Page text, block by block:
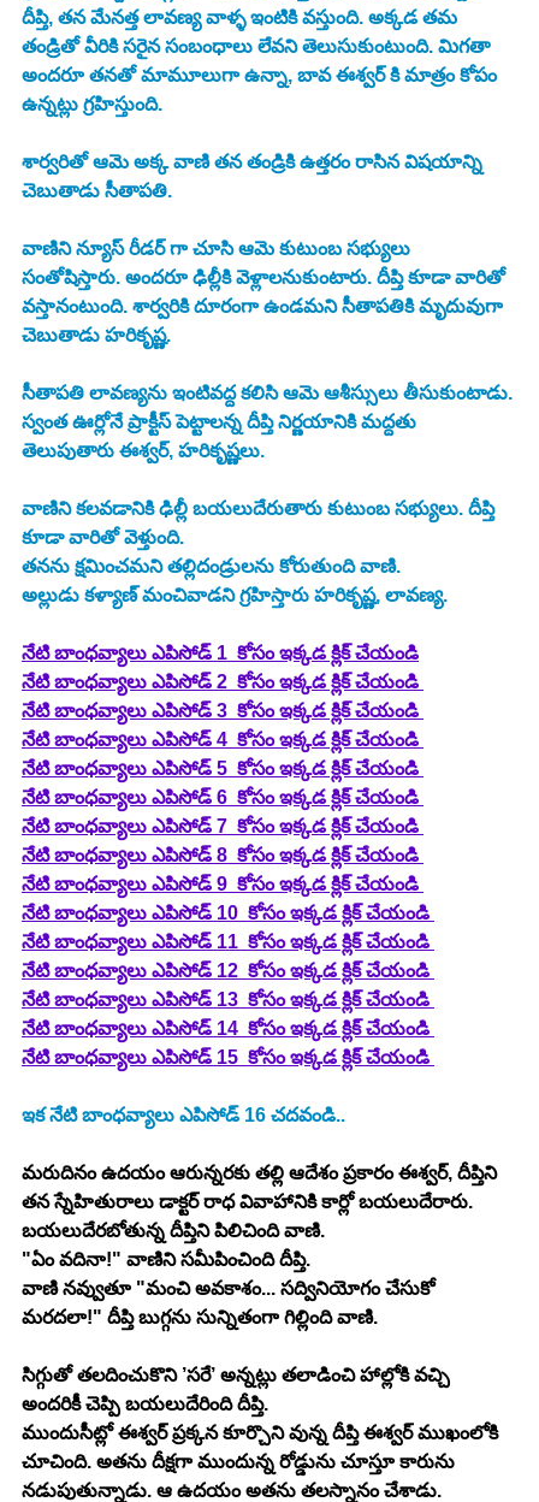
దీప్తి, తన మేనత్త లావణ్య వాళ్ళ ఇంటికి వస్తుంది. అక్కడ తమ
తండ్రితో వీరికి సరైన సంబంధాలు లేవని తెలుసుకుంటుంది. మిగతా
అందరూ తనతో మామూలుగా ఉన్నా, బావ ఈశ్వర్ కి మాత్రం కోపం
ఉన్నట్లు గ్రహిస్తుంది.
శార్వరితో ఆమె అక్క వాణి తన తండ్రికి ఉత్తరం రాసిన విషయాన్ని
చెబుతాడు సీతాపతి.
వాణిని న్యూస్ రీడర్ గా చూసి ఆమె కుటుంబ సభ్యులు
సంతోషిస్తారు. అందరూ ఢిల్లీకి వెళ్లాలనుకుంటారు. దీప్తి కూడా వారితో
వస్తానంటుంది. శార్వరికి దూరంగా ఉండమని సీతాపతికి మృదువుగా
చెబుతాడు హరికృష్ణ.
సీతాపతి లావణ్యను ఇంటివద్ద కలిసి ఆమె ఆశీస్సులు తీసుకుంటాడు.
స్వంత ఊర్లోనే ప్రాక్టీస్ పెట్టాలన్న దీప్తి నిర్ణయానికి మద్దతు
తెలుపుతారు ఈశ్వర్, హరికృష్ణలు.
వాణిని కలవడానికి ఢిల్లీ బయలుదేరుతారు కుటుంబ సభ్యులు. దీప్తి
కూడా వారితో వెళ్తుంది.
తనను క్షమించమని తల్లిదండ్రులను కోరుతుంది వాణి.
అల్లుడు కళ్యాణ్ మంచివాడని గ్రహిస్తారు హరికృష్ణ, లావణ్య.
నేటి బాంధవ్యాలు ఎపిసోడ్ 1  కోసం ఇక్కడ క్లిక్ చేయండి
నేటి బాంధవ్యాలు ఎపిసోడ్ 2  కోసం ఇక్కడ క్లిక్ చేయండి
నేటి బాంధవ్యాలు ఎపిసోడ్ 3  కోసం ఇక్కడ క్లిక్ చేయండి
నేటి బాంధవ్యాలు ఎపిసోడ్ 4  కోసం ఇక్కడ క్లిక్ చేయండి
నేటి బాంధవ్యాలు ఎపిసోడ్ 5  కోసం ఇక్కడ క్లిక్ చేయండి
నేటి బాంధవ్యాలు ఎపిసోడ్ 6  కోసం ఇక్కడ క్లిక్ చేయండి
నేటి బాంధవ్యాలు ఎపిసోడ్ 7  కోసం ఇక్కడ క్లిక్ చేయండి
నేటి బాంధవ్యాలు ఎపిసోడ్ 8  కోసం ఇక్కడ క్లిక్ చేయండి
నేటి బాంధవ్యాలు ఎపిసోడ్ 9  కోసం ఇక్కడ క్లిక్ చేయండి
నేటి బాంధవ్యాలు ఎపిసోడ్ 10  కోసం ఇక్కడ క్లిక్ చేయండి
నేటి బాంధవ్యాలు ఎపిసోడ్ 11  కోసం ఇక్కడ క్లిక్ చేయండి
నేటి బాంధవ్యాలు ఎపిసోడ్ 12  కోసం ఇక్కడ క్లిక్ చేయండి
నేటి బాంధవ్యాలు ఎపిసోడ్ 13  కోసం ఇక్కడ క్లిక్ చేయండి
నేటి బాంధవ్యాలు ఎపిసోడ్ 14  కోసం ఇక్కడ క్లిక్ చేయండి
నేటి బాంధవ్యాలు ఎపిసోడ్ 15  కోసం ఇక్కడ క్లిక్ చేయండి
ఇక నేటి బాంధవ్యాలు ఎపిసోడ్ 16 చదవండి..
మరుదినం ఉదయం ఆరున్నరకు తల్లి ఆదేశం ప్రకారం ఈశ్వర్, దీప్తిని
తన స్నేహితురాలు డాక్టర్ రాధ వివాహానికి కార్లో బయలుదేరారు.
బయలుదేరబోతున్న దీప్తిని పిలిచింది వాణి.
"ఏం వదినా!" వాణిని సమీపించింది దీప్తి.
వాణి నవ్వుతూ "మంచి అవకాశం... సద్వినియోగం చేసుకో
మరదలా!" దీప్తి బుగ్గను సున్నితంగా గిల్లింది వాణి.
సిగ్గుతో తలదించుకొని ’సరే’ అన్నట్లు తలాడించి హాల్లోకి వచ్చి
అందరికీ చెప్పి బయలుదేరింది దీప్తి.
ముందుసీట్లో ఈశ్వర్ ప్రక్కన కూర్చొని వున్న దీప్తి ఈశ్వర్ ముఖంలోకి
చూచింది. అతను దీక్షగా ముందున్న రోడ్డును చూస్తూ కారును
నడుపుతున్నాడు. ఆ ఉదయం అతను తలస్నానం చేశాడు.